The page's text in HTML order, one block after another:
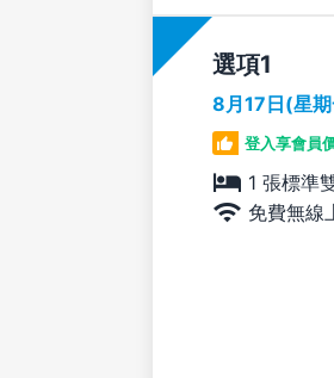
選項
8月17日(星
登入享會員
1 張標準
免費無線